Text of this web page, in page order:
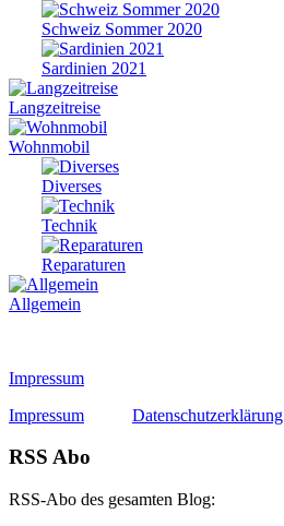
Schweiz Sommer 2020
Sardinien 2021
Langzeitreise
Wohnmobil
Diverses
Technik
Reparaturen
Allgemein
Impressum
Impressum
Datenschutzerklärung
RSS Abo
RSS-Abo des gesamten Blog: